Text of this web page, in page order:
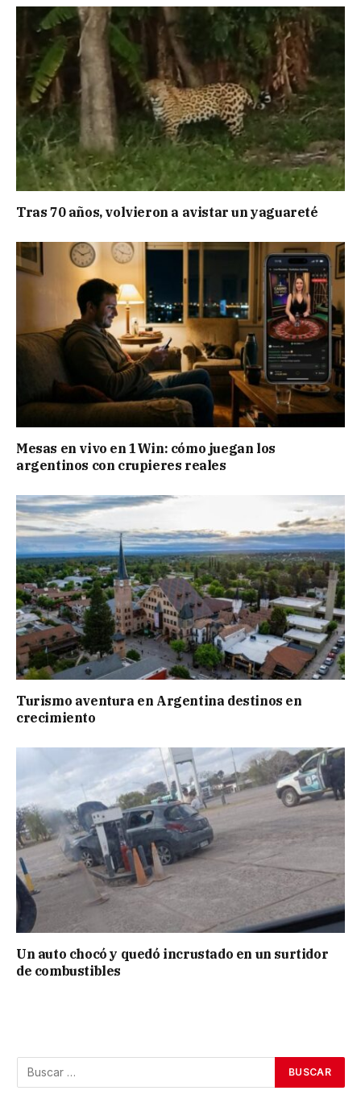
Tras 70 años, volvieron a avistar un yaguareté
Mesas en vivo en 1Win: cómo juegan los
argentinos con crupieres reales
Turismo aventura en Argentina destinos en
crecimiento
Un auto chocó y quedó incrustado en un surtidor
de combustibles